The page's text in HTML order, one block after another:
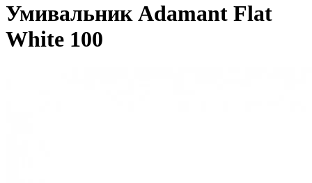
Умивальник Adamant Flat
White 100